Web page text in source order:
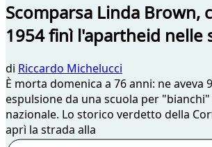
Scomparsa Linda Brown,
1954 finì l'apartheid nelle
di Riccardo Michelucci
È morta domenica a 76 anni: ne aveva
espulsione da una scuola per
nazionale. Lo storico verdetto della
aprì la strada alla